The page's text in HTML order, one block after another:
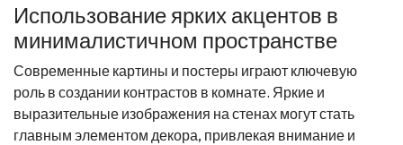
Использование ярких акцентов в
минималистичном пространстве
Современные картины и постеры играют ключевую
роль в создании контрастов в комнате. Яркие и
выразительные изображения на стенах могут стать
главным элементом декора, привлекая внимание и